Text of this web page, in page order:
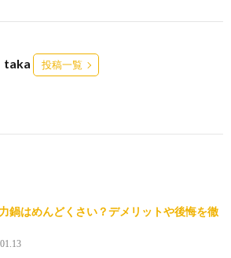
taka 投稿一覧
鍋はめんどくさい？デメリットや後悔を徹